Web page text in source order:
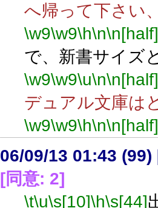
へ帰って下さい
\w9\w9\h\n\n[half]
で、新書サイズ
\w9\w9\u\n\n[half]
デュアル文庫は
\w9\w9\h\n\n[half]
06/09/13 01:43 (99)
[同意: 2]
\t\u\s[10]\h\s[44]